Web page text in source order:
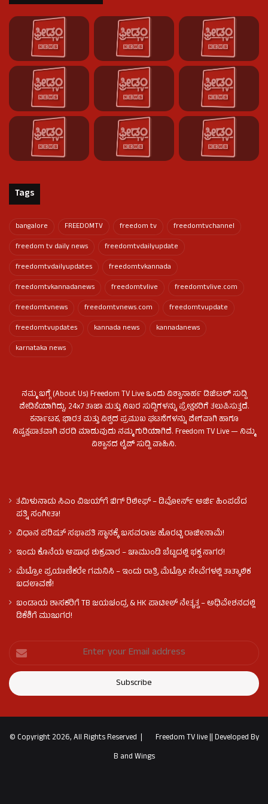
Tags
bangalore FREEDOMTV freedom tv
freedomtvchannel
freedom tv daily news
freedomtvdailyupdate
freedomtvdailyupdates
freedomtvkannada
freedomtvkannadanews
freedomtvlive
freedomtvlive.com
freedomtvnews
freedomtvnews.com
freedomtvupdate
freedomtvupdates
kannada news
kannadanews
karnataka news
ನಮ್ಮ ಬಗ್ಗೆ (About Us) Freedom TV Live ಒಂದು ವಿಶ್ವಾಸಾರ್ಹ ಡಿಜಿಟಲ್ ಸುದ್ದಿ
ವೇದಿಕೆಯಾಗಿದ್ದು, 24x7 ತಾಜಾ ಮತ್ತು ನಿಖರ ಸುದ್ದಿಗಳನ್ನು ಪ್ರೇಕ್ಷಕರಿಗೆ ತಲುಪಿಸುತ್ತದೆ.
ಕರ್ನಾಟಕ, ಭಾರತ ಮತ್ತು ವಿಶ್ವದ ಪ್ರಮುಖ ಘಟನೆಗಳನ್ನು ವೇಗವಾಗಿ ಹಾಗೂ
ನಿಷ್ಪಕ್ಷಪಾತವಾಗಿ ವರದಿ ಮಾಡುವುದು ನಮ್ಮ ಗುರಿಯಾಗಿದೆ. Freedom TV Live — ನಿಮ್ಮ
ವಿಶ್ವಾಸದ ಲೈವ್ ಸುದ್ದಿ ವಾಹಿನಿ.
ತಮಿಳುನಾಡು ಸಿಎಂ ವಿಜಯ್‌ಗೆ ಬಿಗ್ ರಿಲೀಫ್ – ಡಿವೋರ್ಸ್ ಅರ್ಜಿ ಹಿಂಪಡೆದ
ಪತ್ನಿ ಸಂಗೀತಾ!
ವಿಧಾನ ಪರಿಷತ್ ಸಭಾಪತಿ ಸ್ಥಾನಕ್ಕೆ ಬಸವರಾಜ ಹೊರಟ್ಟಿ ರಾಜೀನಾಮೆ!
ಇಂದು ಕೊನೆಯ ಆಷಾಢ ಶುಕ್ರವಾರ – ಚಾಮುಂಡಿ ಬೆಟ್ಟದಲ್ಲಿ ಭಕ್ತ ಸಾಗರ!
ಮೆಟ್ರೋ ಪ್ರಯಾಣಿಕರೇ ಗಮನಿಸಿ – ಇಂದು ರಾತ್ರಿ ಮೆಟ್ರೋ ಸೇವೆಗಳಲ್ಲಿ ತಾತ್ಕಾಲಿಕ
ಬದಲಾವಣೆ!
ಬಂಡಾಯ ಶಾಸಕರಿಗೆ TB ಜಯಚಂದ್ರ & HK ಪಾಟೀಲ್ ನೇತೃತ್ವ – ಅಧಿವೇಶನದಲ್ಲಿ
ಡಿಕೆಶಿಗೆ ಮುಜುಗರ!
© Copyright 2026, All Rights Reserved | Freedom TV live||Developed By
B and Wings